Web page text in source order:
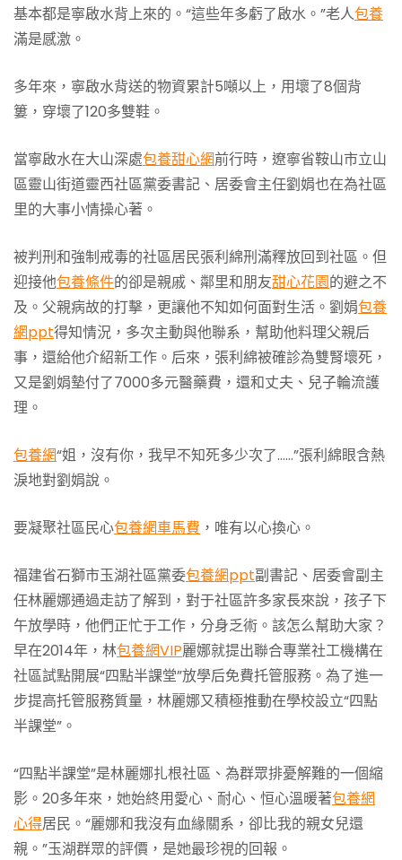
基本都是寧啟水背上來的。“這些年多虧了啟水。”老人包養
滿是感激。
多年來，寧啟水背送的物資累計5噸以上，用壞了8個背
簍，穿壞了120多雙鞋。
當寧啟水在大山深處包養甜心網前行時，遼寧省鞍山市立山
區靈山街道靈西社區黨委書記、居委會主任劉娟也在為社區
里的大事小情操心著。
被判刑和強制戒毒的社區居民張利綿刑滿釋放回到社區。但
迎接他包養條件的卻是親戚、鄰里和朋友甜心花園的避之不
及。父親病故的打擊，更讓他不知如何面對生活。劉娟包養
網ppt得知情況，多次主動與他聯系，幫助他料理父親后
事，還給他介紹新工作。后來，張利綿被確診為雙腎壞死，
又是劉娟墊付了7000多元醫藥費，還和丈夫、兒子輪流護
理。
包養網“姐，沒有你，我早不知死多少次了……”張利綿眼含熱
淚地對劉娟說。
要凝聚社區民心包養網車馬費 ，唯有以心換心。
福建省石獅市玉湖社區黨委包養網ppt副書記、居委會副主
任林麗娜通過走訪了解到，對于社區許多家長來說，孩子下
午放學時，他們正忙于工作，分身乏術。該怎么幫助大家？
早在2014年，林包養網VIP麗娜就提出聯合專業社工機構在
社區試點開展“四點半課堂”放學后免費托管服務。為了進一
步提高托管服務質量，林麗娜又積極推動在學校設立“四點
半課堂”。
“四點半課堂”是林麗娜扎根社區、為群眾排憂解難的一個縮
影。20多年來，她始終用愛心、耐心、恒心溫暖著包養網
心得居民。“麗娜和我沒有血緣關系，卻比我的親女兒還
親。”玉湖群眾的評價，是她最珍視的回報。